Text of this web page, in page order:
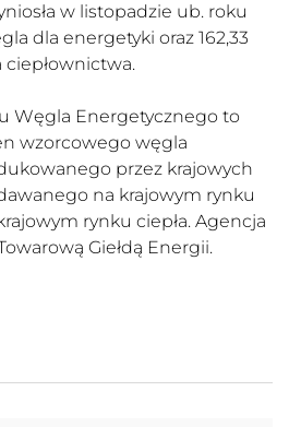
w listopadzie ub. roku
dla energetyki oraz 162,33
Węgla Energetycznego to
wzorcowego węgla
przez krajowych
na krajowym rynku
rynku ciepła. Agencja
Giełdą Energii.